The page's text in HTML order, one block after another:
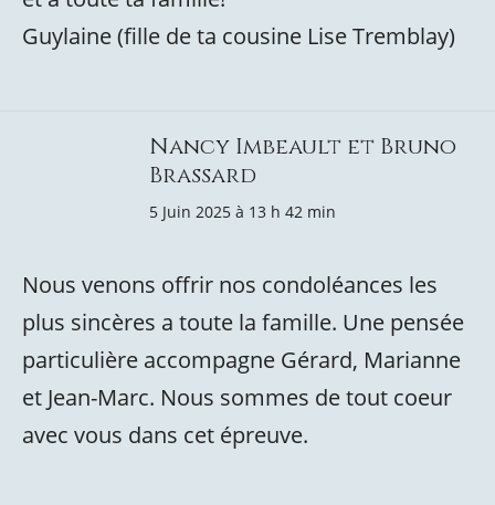
Guylaine (fille de ta cousine Lise Tremblay)
Nancy Imbeault et Bruno
Brassard
5 Juin 2025 à 13 h 42 min
Nous venons offrir nos condoléances les
plus sincères a toute la famille. Une pensée
particulière accompagne Gérard, Marianne
et Jean-Marc. Nous sommes de tout coeur
avec vous dans cet épreuve.